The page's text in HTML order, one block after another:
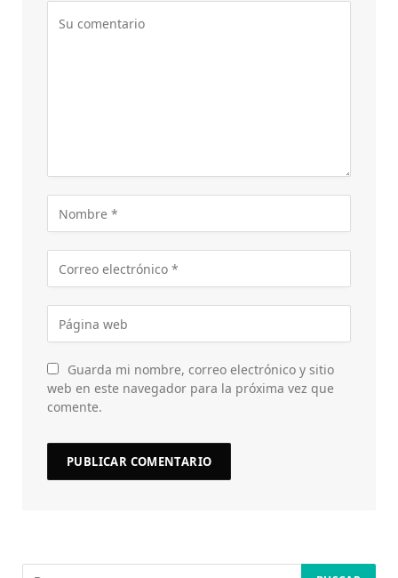
Guarda mi nombre, correo electrónico y sitio
web en este navegador para la próxima vez que
comente.